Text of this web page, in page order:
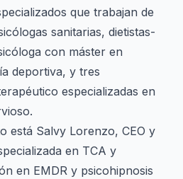
que trabajan de
sanitarias, dietistas-
con máster en
deportiva, y tres
especializadas en
está Salvy Lorenzo, CEO y
en TCA y
en EMDR y psicohipnosis